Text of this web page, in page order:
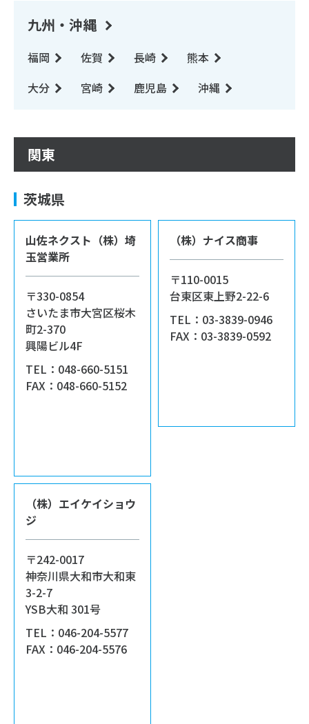
九州・沖縄
福岡 佐賀 長崎
熊本
大分
宮崎 鹿児島 沖縄
関東
茨城県
山佐ネクスト（株）埼
玉営業所
〒330-0854
さいたま市大宮区桜木
町2-370
興陽ビル4F
TEL：048-660-5151
FAX：048-660-5152
（株）ナイス商事
〒110-0015
台東区東上野2-22-6
TEL：03-3839-0946
FAX：03-3839-0592
（株）エイケイショウ
ジ
〒242-0017
神奈川県大和市大和東
3-2-7
YSB大和 301号
TEL：046-204-5577
FAX：046-204-5576